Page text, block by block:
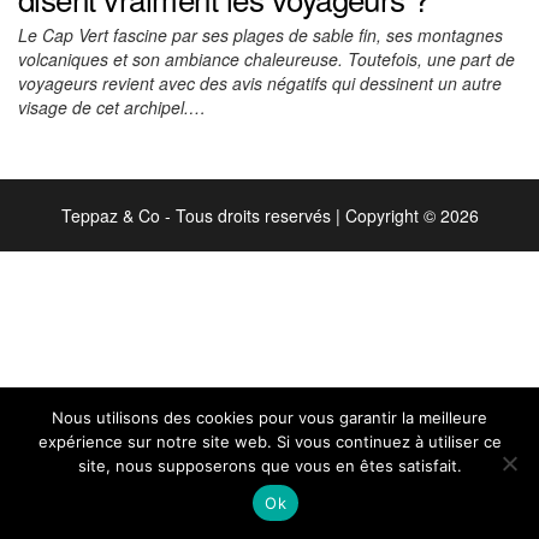
Le Cap Vert fascine par ses plages de sable fin, ses montagnes
volcaniques et son ambiance chaleureuse. Toutefois, une part de
voyageurs revient avec des avis négatifs qui dessinent un autre
visage de cet archipel.…
Teppaz & Co - Tous droits reservés | Copyright © 2026
Nous utilisons des cookies pour vous garantir la meilleure
expérience sur notre site web. Si vous continuez à utiliser ce
site, nous supposerons que vous en êtes satisfait.
Ok